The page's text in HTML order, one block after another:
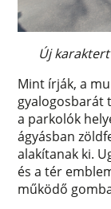
Új
Mint írják, a
gyalogosbarát
a parkolók
ágyásban
alakítanak ki.
és a tér
működő